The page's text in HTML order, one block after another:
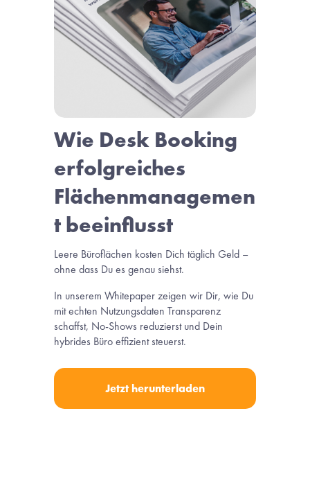
Wie Desk Booking
erfolgreiches
Flächenmanagemen
t beeinflusst
Leere Büroflächen kosten Dich täglich Geld –
ohne dass Du es genau siehst.
In unserem Whitepaper zeigen wir Dir, wie Du
mit echten Nutzungsdaten Transparenz
schaffst, No-Shows reduzierst und Dein
hybrides Büro effizient steuerst.
Jetzt herunterladen